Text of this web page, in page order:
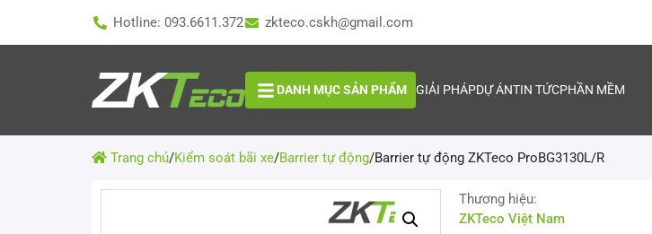
Hotline: 093.6611.372 zkteco.cskh@gmail.com
DANH MỤC SẢN PHẨM GIẢI PHÁPDỰ ÁNTIN TỨCPHẦN MỀM
Trang chủ/Kiểm soát bãi xe/Barrier tự động/Barrier tự động ZKTeco ProBG3130L/R
Thương hiệu:
ZKTeco Việt Nam